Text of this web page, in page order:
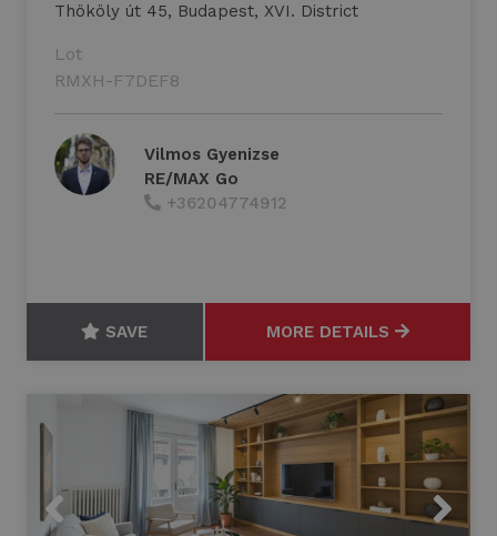
Thököly út 45, Budapest, XVI. District
Lot
RMXH-F7DEF8
Vilmos Gyenizse
RE/MAX Go
+36204774912
SAVE MORE DETAILS
Previous Next